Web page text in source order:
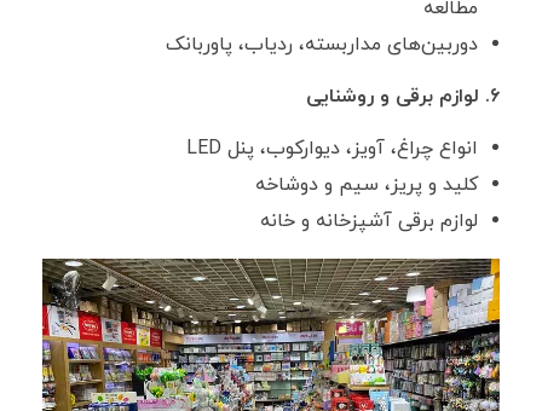
مطالعه
دوربین‌های مداربسته، ردیاب، پاوربانک
۶. لوازم برقی و روشنایی
انواع چراغ، آویز، دیوارکوب، پنل LED
کلید و پریز، سیم و دوشاخه
لوازم برقی آشپزخانه و خانه